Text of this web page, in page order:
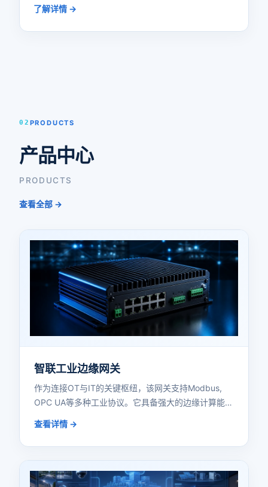
了解详情 →
02 PRODUCTS
产品中心
PRODUCTS
查看全部 →
智联工业边缘网关
作为连接OT与IT的关键枢纽，该网关支持Modbus,
OPC UA等多种工业协议。它具备强大的边缘计算能
量生产数据的实时性与安全性，助力企业构建稳固的
工业互联网底座。
查看详情 →